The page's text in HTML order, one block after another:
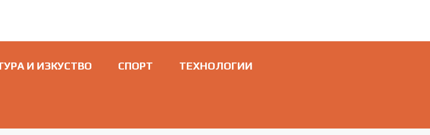
И ИЗКУСТВО СПОРТ ТЕХНОЛОГИИ